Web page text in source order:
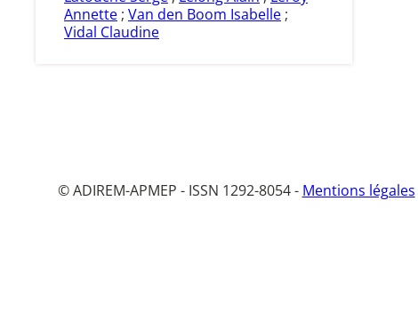
Annette ; Van den Boom Isabelle ;
Vidal Claudine
© ADIREM-APMEP - ISSN 1292-8054 - Mentions légales